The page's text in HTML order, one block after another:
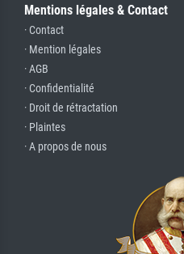
Mentions légales & Contact
· Contact
· Mention légales
· AGB
· Confidentialité
· Droit de rétractation
· Plaintes
· A propos de nous